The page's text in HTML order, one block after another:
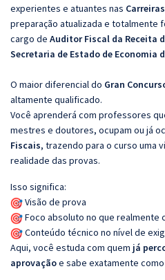
experientes e atuantes nas
preparação atualizada e totalmente
cargo de Auditor Fiscal da Receita
Secretaria de Estado de Economia
O maior diferencial do Gran
altamente qualificado.
Você aprenderá com professores
mestres e doutores, ocupam ou já
Fiscais, trazendo para o curso uma
realidade das provas.
Isso significa:
Visão de prova
Foco absoluto no que realmente
Conteúdo técnico no nível de
Aqui, você estuda com quem já
aprovaçãoe sabe exatamente